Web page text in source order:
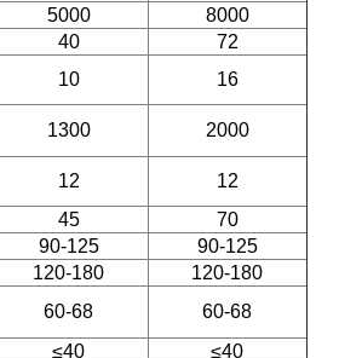
5000
8000
40
72
10
16
1300
2000
12
12
45
70
90-125
90-125
120-180
120-180
60-68
60-68
≤40
≤40